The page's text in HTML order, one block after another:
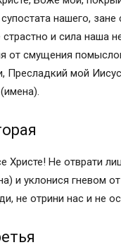
ИИСУСУ
обязательно
должен знать
христианин.
молитвы:
сайт про иконы,
Иисусу Христу
Иисусу Христу
нашего, зане
страстно и сила наша
от смущения
Пресладкий мой
Христе! Не отврати
и уклонися гневом
не отрини нас и не